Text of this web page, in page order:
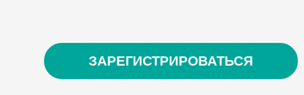
ЗАРЕГИСТРИРОВАТЬСЯ